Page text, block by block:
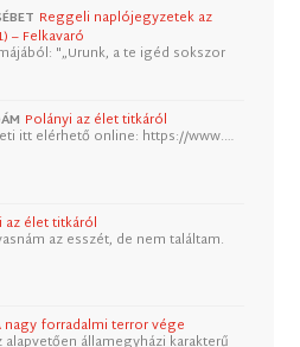
Reggeli naplójegyzetek az
– Felkavaró
"„Urunk, a te igéd sokszor
Polányi az élet titkáról
itt elérhető online: https://www.…
az élet titkáról
az esszét, de nem találtam.
nagy forradalmi terror vége
alapvetően államegyházi karakterű